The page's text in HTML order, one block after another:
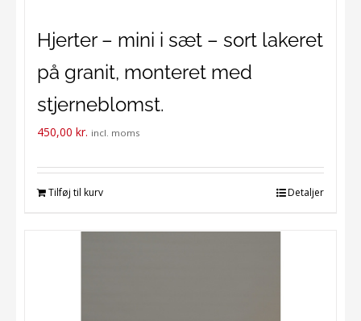
Hjerter – mini i sæt – sort lakeret
på granit, monteret med
stjerneblomst.
450,00 kr. incl. moms
Tilføj til kurv Detaljer